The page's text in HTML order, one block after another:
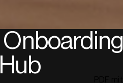
Onboarding
Hub